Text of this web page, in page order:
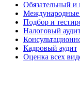
Обязательный
Международные
Подбор и
Налоговый
Кадровый аудит
Оценка всех